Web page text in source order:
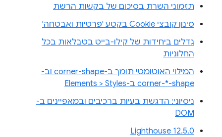
תזמוני השרת בסיכום של בקשות הרשת
סינון קובצי Cookie בקטע 'פרטיות ואבטחה'
גדלים ביחידות של קילו-בייט בטבלאות בכל
החלוניות
המילוי האוטומטי תומך ב-corner-shape וב-
corner-*-shape ב-Elements > Styles
ניסיוני: הדגשת בעיות ברכיבים ובמאפיינים ב-
DOM
Lighthouse 12.5.0